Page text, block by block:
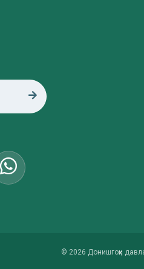
© 2026 Донишгоҳи